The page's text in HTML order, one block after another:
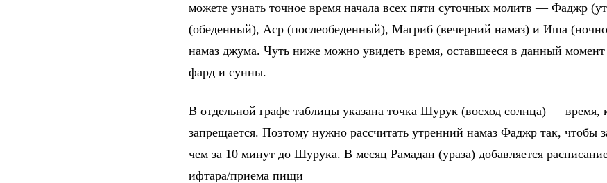
можете узнать точное время начала всех пяти суточных молитв — Фаджр
(обеденный), Аср (послеобеденный), Магриб (вечерний намаз) и Иша
намаз джума. Чуть ниже можно увидеть время, оставшееся в данный
фард и сунны.
В отдельной графе таблицы указана точка Шурук (восход солнца) — время,
запрещается. Поэтому нужно рассчитать утренний намаз Фаджр так, чтобы
чем за 10 минут до Шурука. В месяц Рамадан (ураза) добавляется
ифтара/приема пищи